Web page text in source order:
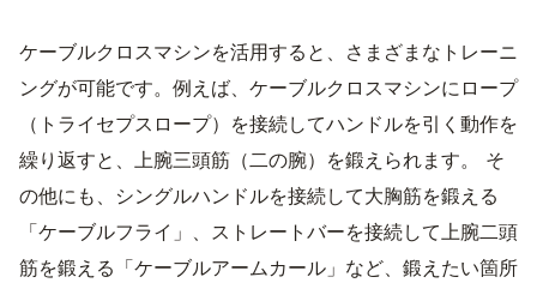
ケーブルクロスマシンを活用すると、さまざまなトレーニ
ングが可能です。例えば、ケーブルクロスマシンにロープ
（トライセプスロープ）を接続してハンドルを引く動作を
繰り返すと、上腕三頭筋（二の腕）を鍛えられます。 そ
の他にも、シングルハンドルを接続して大胸筋を鍛える
「ケーブルフライ」、ストレートバーを接続して上腕二頭
筋を鍛える「ケーブルアームカール」など、鍛えたい箇所